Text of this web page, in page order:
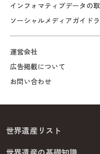
インフォマティブデータの
ソーシャルメディアガイド
運営会社
広告掲載について
お問い合わせ
世界遺産リスト